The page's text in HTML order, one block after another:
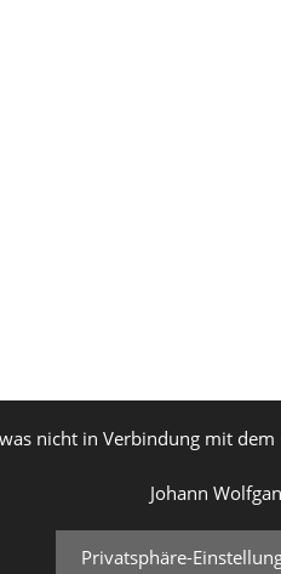
nicht in Verbindung mit dem
Johann
Privatsphäre-